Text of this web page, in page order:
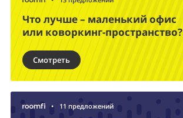
Что лучше – маленький офис
или коворкинг-пространство?
Смотреть
• 11 предложений